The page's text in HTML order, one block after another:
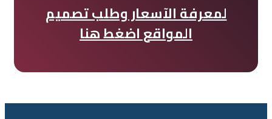
لمعرفة الآسعار وطلب تصميم
المواقع اضغط هنا